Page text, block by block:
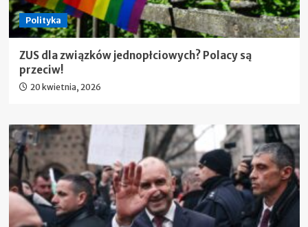
Polityka
ZUS dla związków jednopłciowych? Polacy są
przeciw!
20 kwietnia, 2026